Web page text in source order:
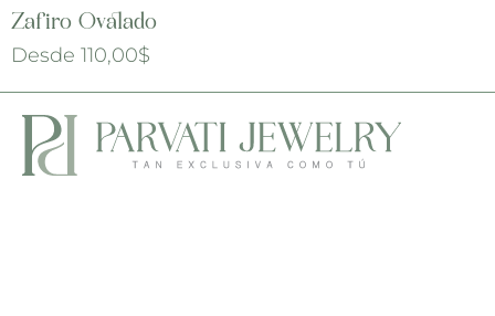
Zafiro Ovalado
Desde 110,00$